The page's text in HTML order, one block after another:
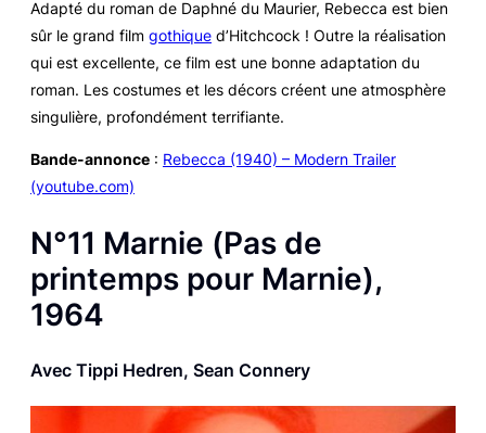
Adapté du roman de Daphné du Maurier, Rebecca est bien
sûr le grand film gothique d’Hitchcock ! Outre la réalisation
qui est excellente, ce film est une bonne adaptation du
roman. Les costumes et les décors créent une atmosphère
singulière, profondément terrifiante.
Bande-annonce : Rebecca (1940) – Modern Trailer
(youtube.com)
N°11 Marnie (Pas de
printemps pour Marnie),
1964
Avec Tippi Hedren, Sean Connery